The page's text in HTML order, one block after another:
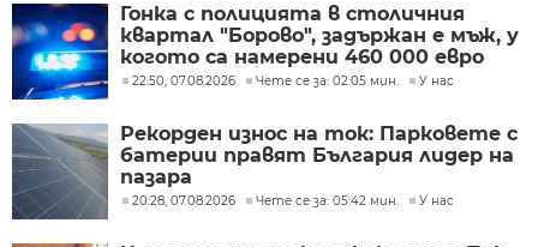
Гонка с полицията в столичния
квартал "Борово", задържан е мъж, у
когото са намерени 460 000 евро
22:50, 07.08.2026 Чете се за: 02:05 мин. У нас
Рекорден износ на ток: Парковете с
батерии правят България лидер на
пазара
20:28, 07.08.2026 Чете се за: 05:42 мин. У нас